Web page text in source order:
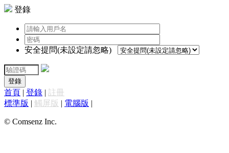
登錄
安全提問(未設定請忽略)
登錄
首頁 | 登錄 | 註冊
標準版 | 觸屏版 | 電腦版 |
© Comsenz Inc.